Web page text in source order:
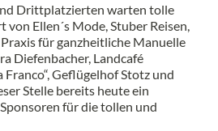
Drittplatzierten warten tolle
von Ellen´s Mode, Stuber Reisen,
für ganzheitliche Manuelle
Diefenbacher, Landcafé
Franco“, Geflügelhof Stotz und
Stelle bereits heute ein
für die tollen und